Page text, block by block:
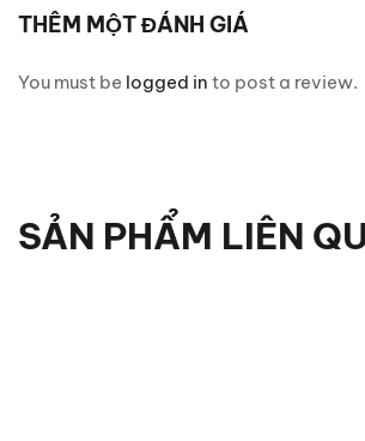
THÊM MỘT ĐÁNH GIÁ
You must be logged in to post a review.
SẢN PHẨM LIÊN